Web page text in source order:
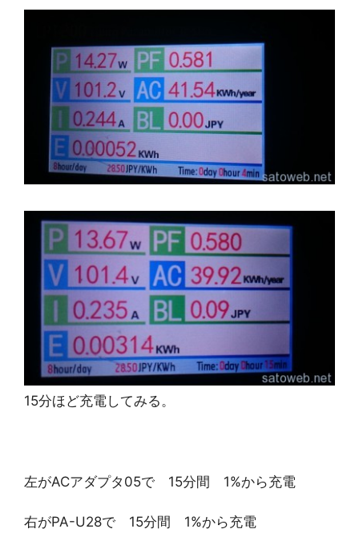
15分ほど充電してみる。
左がACアダプタ05で 15分間 1%から充電
右がPA-U28で 15分間 1%から充電